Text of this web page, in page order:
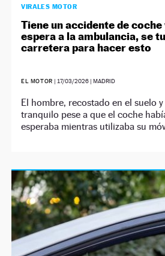
VIRALES MOTOR
Tiene un accidente de
espera a la ambulancia, se
carretera para hacer esto
EL MOTOR | 17/03/2026 | MADRID
El hombre, recostado en el suelo
tranquilo pese a que el coche
esperaba mientras utilizaba su